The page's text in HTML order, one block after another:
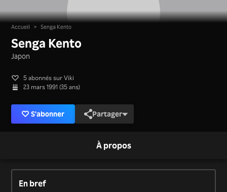
Accueil > Senga Kento
Senga Kento
Japon
5 abonnés sur Viki
23 mars 1991 (35 ans)
S'abonner Partager
À propos
En bref